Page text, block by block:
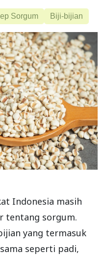
Sorgum Biji-bijian
Indonesia masih
tentang sorgum.
yang termasuk
seperti padi,